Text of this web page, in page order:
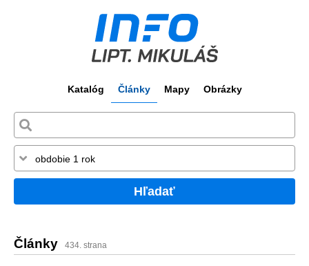
Katalóg Články Mapy Obrázky
Hľadať
Články 434. strana